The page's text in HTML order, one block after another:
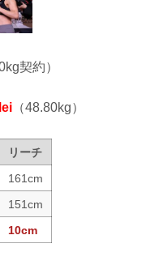
契約）
（48.80kg）
リーチ
161cm
151cm
10cm